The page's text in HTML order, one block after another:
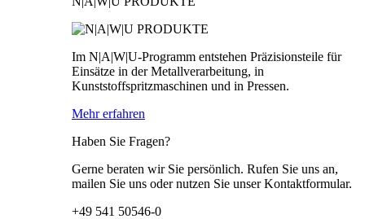
Im N|A|W|U-Programm entstehen Präzisionsteile für
Einsätze in der Metallverarbeitung, in
Kunststoffspritzmaschinen und in Pressen.
Mehr erfahren
Haben Sie Fragen?
Gerne beraten wir Sie persönlich. Rufen Sie uns an,
mailen Sie uns oder nutzen Sie unser Kontaktformular.
+49 541 50546-0